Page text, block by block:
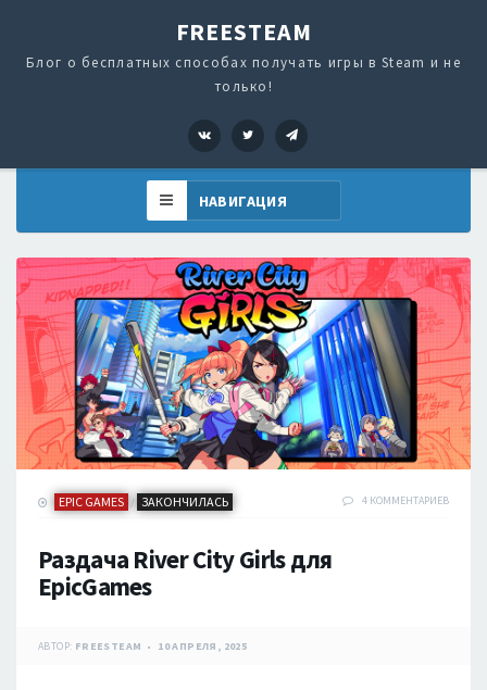
FREESTEAM
Блог о бесплатных способах получать игры в Steam и не
только!
VK Twitter
EPIC GAMES / ЗАКОНЧИЛАСЬ 4 КОММЕНТАРИЕВ
Раздача River City Girls для
EpicGames
АВТОР: FREESTEAM 10 АПРЕЛЯ, 2025